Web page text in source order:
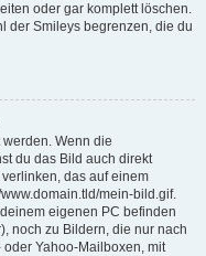
oder gar komplett löschen.
der Smileys begrenzen, die du
Wenn die
du das Bild auch direkt
das auf einem
mein-bild.gif.
eigenen PC befinden
noch zu Bildern, die nur nach
Yahoo-Mailboxen, mit